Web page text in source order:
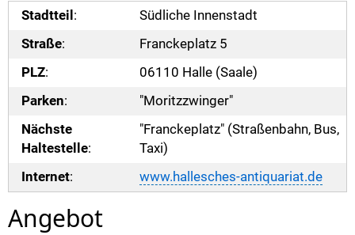
Stadtteil :
Südliche Innenstadt
Straße:
Franckeplatz 5
PLZ:
06110 Halle (Saale)
Parken:
"Moritzzwinger"
Nächste
Haltestelle:
"Franckeplatz" (Straßenbahn, Bus,
Taxi)
Internet: www.hallesches-antiquariat.de
Angebot